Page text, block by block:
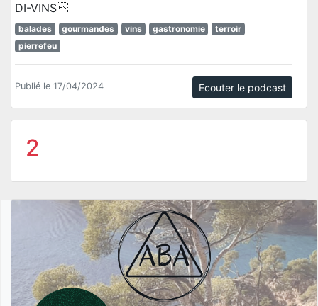
DI-VINS
balades gourmandes vins gastronomie
terroir
pierrefeu
Publié le 17/04/2024 Ecouter le podcast
2